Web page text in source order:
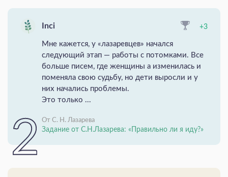
Inci +3
Мне кажется, у «лазаревцев» начался
следующий этап — работы с потомками. Все
больше писем, где женщины а изменилась и
поменяла свою судьбу, но дети выросли и у
них начались проблемы.
Это только ...
От С. Н. Лазарева
Задание от С.Н.Лазарева: «Правильно ли я иду?»